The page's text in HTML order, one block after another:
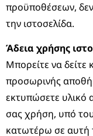
προϋποθέσεων,
την ιστοσελίδα.
Άδεια χρήσης
Μπορείτε να δείτε
προσωρινής
εκτυπώσετε υλικό
σας χρήση, υπό
κατωτέρω σε αυτή